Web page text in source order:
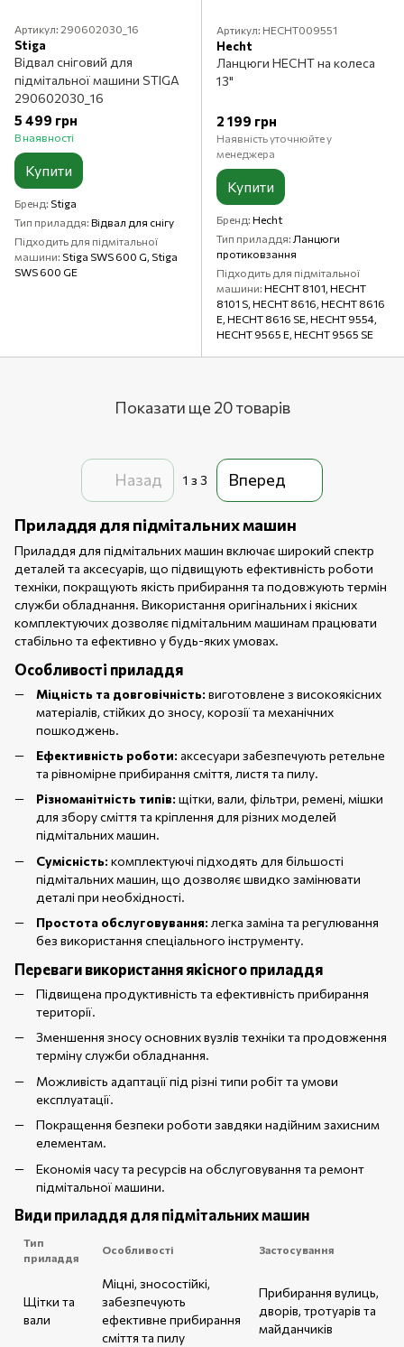
Артикул: 290602030_16
Stiga
Відвал сніговий для
підмітальної машини STIGA
290602030_16
5 499 грн
В наявності
Купити
Бренд Stiga
Тип приладдя Відвал для снігу
Підходить для підмітальної
машини Stiga SWS 600 G, Stiga
SWS 600 GE
Артикул: HECHT009551
Hecht
Ланцюги HECHT на колеса
13"
2 199 грн
Наявність уточнюйте у
менеджера
Купити
Бренд Hecht
Тип приладдя Ланцюги
протиковзання
Підходить для підмітальної
машини HECHT 8101, HECHT
8101 S, HECHT 8616, HECHT 8616
E, HECHT 8616 SE, HECHT 9554,
HECHT 9565 E, HECHT 9565 SE
Показати ще 20 товарів
Назад 1 з 3 Вперед
Приладдя для підмітальних машин
Приладдя для підмітальних машин включає широкий спектр
деталей та аксесуарів, що підвищують ефективність роботи
техніки, покращують якість прибирання та подовжують термін
служби обладнання. Використання оригінальних і якісних
комплектуючих дозволяє підмітальним машинам працювати
стабільно та ефективно у будь-яких умовах.
Особливості приладдя
Міцність та довговічність: виготовлене з високоякісних
матеріалів, стійких до зносу, корозії та механічних
пошкоджень.
Ефективність роботи: аксесуари забезпечують ретельне
та рівномірне прибирання сміття, листя та пилу.
Різноманітність типів: щітки, вали, фільтри, ремені, мішки
для збору сміття та кріплення для різних моделей
підмітальних машин.
Сумісність: комплектуючі підходять для більшості
підмітальних машин, що дозволяє швидко замінювати
деталі при необхідності.
Простота обслуговування: легка заміна та регулювання
без використання спеціального інструменту.
Переваги використання якісного приладдя
Підвищена продуктивність та ефективність прибирання
території.
Зменшення зносу основних вузлів техніки та продовження
терміну служби обладнання.
Можливість адаптації під різні типи робіт та умови
експлуатації.
Покращення безпеки роботи завдяки надійним захисним
елементам.
Економія часу та ресурсів на обслуговування та ремонт
підмітальної машини.
Види приладдя для підмітальних машин
Тип
приладдя
Особливості Застосування
Щітки та
вали
Міцні, зносостійкі,
забезпечують
ефективне прибирання
сміття та пилу
Прибирання вулиць,
дворів, тротуарів та
майданчиків